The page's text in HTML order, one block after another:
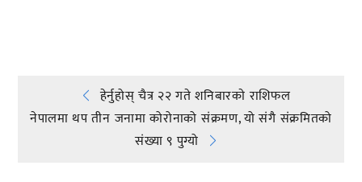
Post
navigation
हेर्नुहोस् चैत्र २२ गते शनिबारकाे राशिफल
नेपालमा थप तीन जनामा कोरोनाको संक्रमण, यो संगै संक्रमितको
संख्या ९ पुग्यो